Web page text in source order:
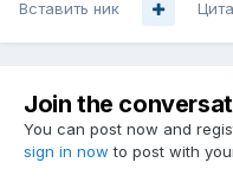
Вставить ник
Join the
You can post now and
sign in now to post with